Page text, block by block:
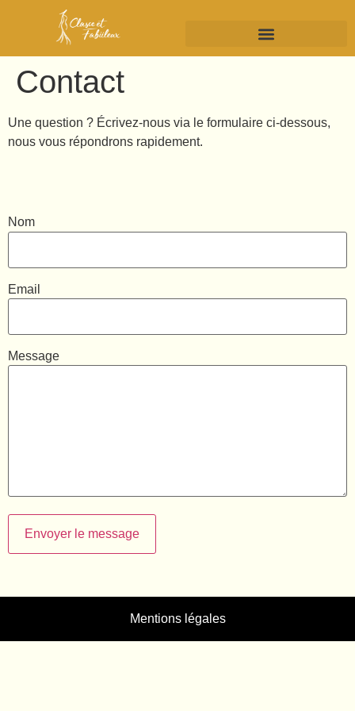
Contact
Une question ? Écrivez-nous via le formulaire ci-dessous,
nous vous répondrons rapidement.
Nom
Email
Message
Envoyer le message
Mentions légales